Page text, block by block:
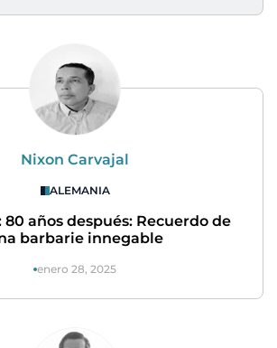
Nixon Carvajal
ALEMANIA
años después: Recuerdo de
barbarie innegable
enero 28, 2025